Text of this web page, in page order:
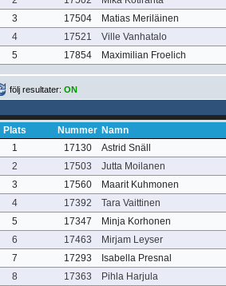
3
17504
Matias Meriläinen
4
17521
Ville Vanhatalo
5
17854 Maximilian Froelich
följ resultater: ON
Plats Nummer Namn
1
17130
Astrid Snäll
2
17503
Jutta Moilanen
3
17560
Maarit Kuhmonen
4
17392
Tara Vaittinen
5
17347
Minja Korhonen
6
17463
Mirjam Leyser
7
17293
Isabella Presnal
8
17363
Pihla Harjula